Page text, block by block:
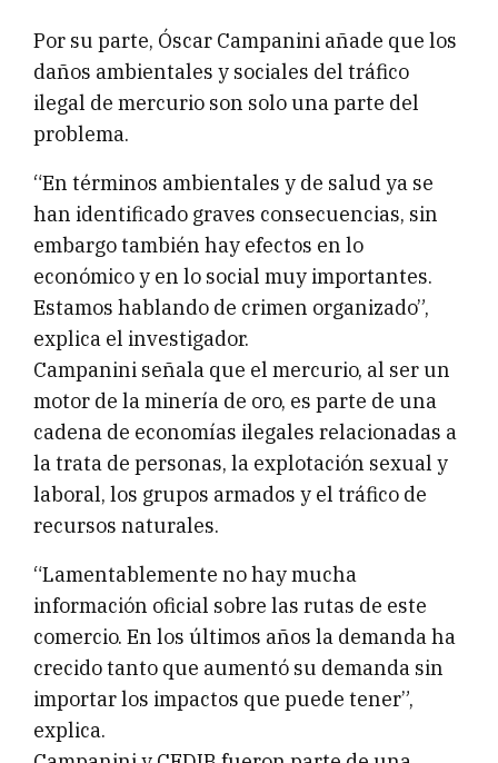
Por su parte, Óscar Campanini añade que los
daños ambientales y sociales del tráfico
ilegal de mercurio son solo una parte del
problema.
“En términos ambientales y de salud ya se
han identificado graves consecuencias, sin
embargo también hay efectos en lo
económico y en lo social muy importantes.
Estamos hablando de crimen organizado”,
explica el investigador.
Campanini señala que el mercurio, al ser un
motor de la minería de oro, es parte de una
cadena de economías ilegales relacionadas a
la trata de personas, la explotación sexual y
laboral, los grupos armados y el tráfico de
recursos naturales.
“Lamentablemente no hay mucha
información oficial sobre las rutas de este
comercio. En los últimos años la demanda ha
crecido tanto que aumentó su demanda sin
importar los impactos que puede tener”,
explica.